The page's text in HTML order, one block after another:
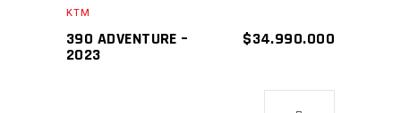
KTM
390 ADVENTURE –
2023
$34.990.000